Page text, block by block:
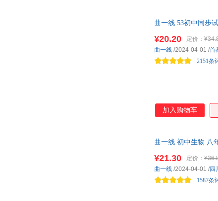
曲一线 53初中同步
¥20.20 定价：
2151条
曲一线 /2024-04-01 /首
加入购物车
曲一线 初中生物 八
¥21.30 定价：
1587条
曲一线 /2024-04-01 /四